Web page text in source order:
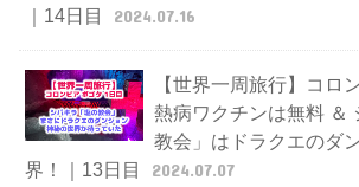
｜14日目
2024.07.16
【世界一周旅行】コロ
熱病ワクチンは無料 ＆
教会」はドラクエのダ
界！｜13日目
2024.07.07